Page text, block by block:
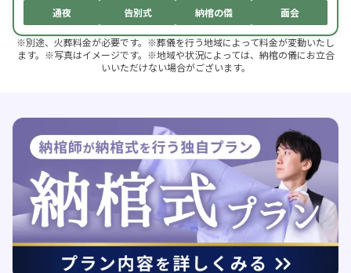
通夜 告別式 納棺の儀 面会
※別途、火葬料金が必要です。※葬儀を行う地域によって料金が変動いたし
ます。※写真はイメージです。※地域や状況によっては、納棺の儀にお立合
いいただけない場合がございます。